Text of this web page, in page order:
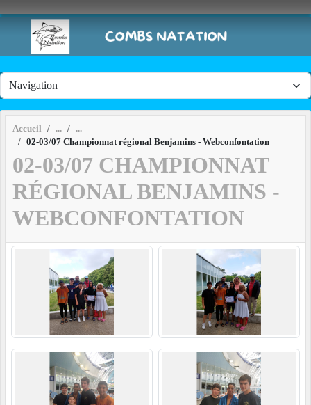
Accueil
02-03/07 Championnat régional Benjamins - Webconfontation
02-03/07 CHAMPIONNAT
RÉGIONAL BENJAMINS -
WEBCONFONTATION